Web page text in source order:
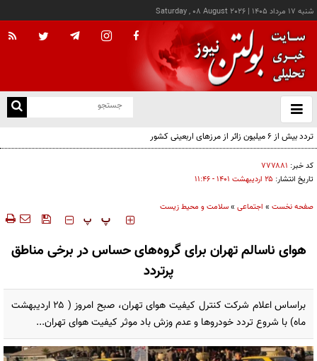
شنبه ۱۷ مرداد ۱۴۰۵ |
Saturday , 08 August 2026
باز
و
تردد بیش از ۶ میلیون زائر از مرزهای اربعینی کشور
کد خبر: ۷۷۷۸۸۱
تاریخ انتشار: ۲۵ ارديبهشت ۱۴۰۱ - ۱۱:۴۶
صفحه نخست » اجتماعی »سلامت و محیط زیست
‍‍‍ پ پ
هوای ناسالم تهران برای گروه‌های حساس در برخی مناطق
پرتردد
براساس اعلام شرکت کنترل کیفیت هوای تهران، صبح امروز ( ۲۵ اردیبهشت
ماه) با شروع تردد خودروها و عدم وزش باد موثر کیفیت هوای تهران...